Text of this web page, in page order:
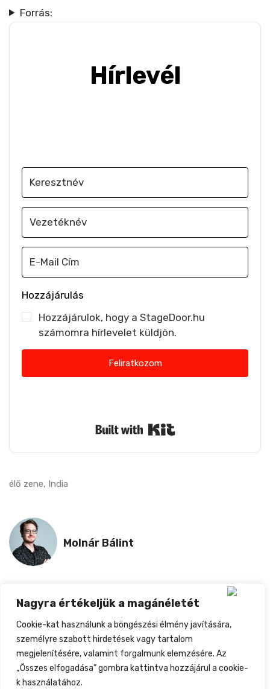
Nagyra értékeljük a magánéletét
Cookie-kat használunk a böngészési élmény javítására,
személyre szabott hirdetések vagy tartalom
megjelenítésére, valamint forgalmunk elemzésére. Az
„Összes elfogadása” gombra kattintva hozzájárul a cookie-
k használatához.
Forrás:
Hírlevél
Hozzájárulás
Hozzájárulok, hogy a StageDoor.hu
számomra hírlevelet küldjön.
Feliratkozom
élő zene, India
Molnár Bálint
ELŐZŐ
NEW FACES 2025 – A Zeneipar Új Tehetségeit Keresik!